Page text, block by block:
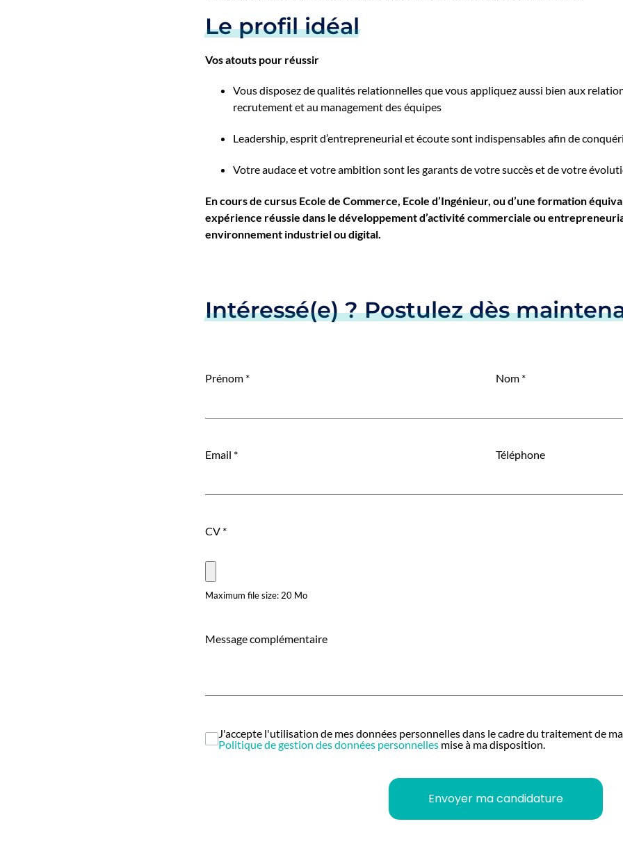
Le profil idéal
Vos atouts pour réussir
Vous disposez de qualités relationnelles que vous appliquez aussi bien aux
recrutement et au management des équipes
Leadership, esprit d’entrepreneurial et écoute sont indispensables afin de
Votre audace et votre ambition sont les garants de votre succès et de votre
En cours de cursus Ecole de Commerce, Ecole d’Ingénieur, ou d’une formation
expérience réussie dans le développement d’activité commerciale ou
environnement industriel ou digital.
Intéressé(e) ? Postulez dès
Prénom * Nom *
Email * Téléphone
CV *
Maximum file size: 20 Mo
Message complémentaire
J'accepte l'utilisation de mes données personnelles dans le cadre du traitement de
Politique de gestion des données personnelles mise à ma disposition.
Envoyer ma candidature